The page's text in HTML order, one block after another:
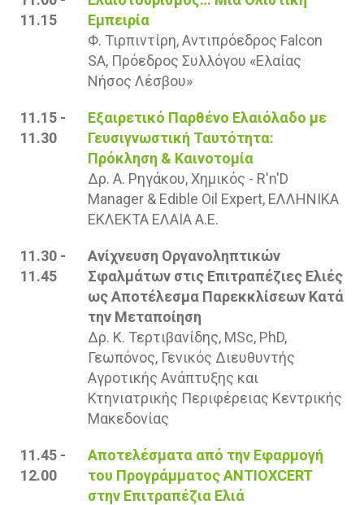
11.15
Εμπειρία
Φ. Τιρπιντίρη, Αντιπρόεδρος Falcon
SA, Πρόεδρος Συλλόγου «Ελαίας
Νήσος Λέσβου»
11.15 -
11.30
Εξαιρετικό Παρθένο Ελαιόλαδο με
Γευσιγνωστική Ταυτότητα:
Πρόκληση & Καινοτομία
Δρ. Α. Ρηγάκου, Χημικός - R'n'D
Μanager & Edible Oil Expert, ΕΛΛΗΝΙΚΑ
ΕΚΛΕΚΤΑ ΕΛΑΙΑ Α.Ε.
11.30 -
11.45
Ανίχνευση Οργανοληπτικών
Σφαλμάτων στις Επιτραπέζιες Ελιές
ως Αποτέλεσμα Παρεκκλίσεων Κατά
την Μεταποίηση
Δρ. Κ. Τερτιβανίδης, MSc, PhD,
Γεωπόνος, Γενικός Διευθυντής
Αγροτικής Ανάπτυξης και
Κτηνιατρικής Περιφέρειας Κεντρικής
Μακεδονίας
11.45 -
12.00
Αποτελέσματα από την Εφαρμογή
του Προγράμματος ANTIOXCERT
στην Επιτραπέζια Ελιά